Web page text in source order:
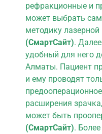
рефракционные и
может выбрать
методику
(СмартСайт).
удобный для него
Алматы. Пациент
и ему проводят
расширения
может быть
(СмартСайт).